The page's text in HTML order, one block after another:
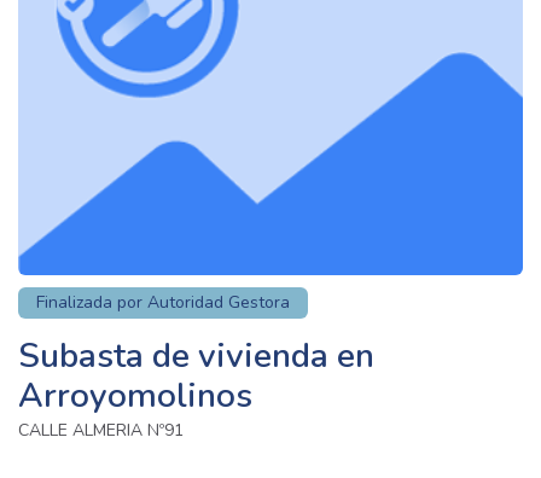
Finalizada por Autoridad Gestora
Subasta de vivienda en
Arroyomolinos
CALLE ALMERIA Nº91